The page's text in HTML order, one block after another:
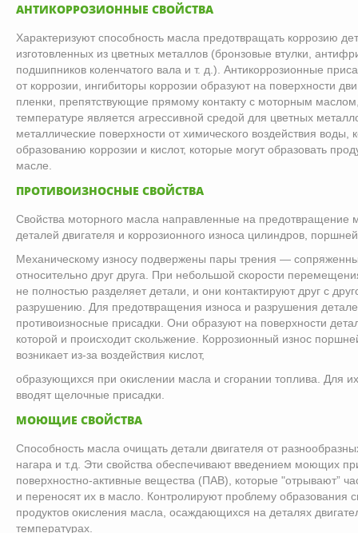
АНТИКОРРОЗИОННЫЕ СВОЙСТВА
Характеризуют способность масла предотвращать коррозию
изготовленных из цветных металлов (бронзовые втулки,
подшипников коленчатого вала и т. д.). Антикоррозионные
от коррозии, ингибиторы коррозии образуют на поверхности
пленки, препятствующие прямому контакту с моторным
температуре является агрессивной средой для цветных
металлические поверхности от химического воздействия воды,
образованию коррозии и кислот, которые могут образовать
масле.
ПРОТИВОИЗНОСНЫЕ СВОЙСТВА
Свойства моторного масла направленные на предотвращение
деталей двигателя и коррозионного износа цилиндров,
Механическому износу подвержены пары трения —
относительно друг друга. При небольшой скорости
не полностью разделяет детали, и они контактируют друг с
разрушению. Для предотвращения износа и разрушения
противоизносные присадки. Они образуют на поверхности
которой и происходит скольжение. Коррозионный износ
возникает из-за воздействия кислот,
образующихся при окислении масла и сгорании топлива. Для
вводят щелочные присадки.
МОЮЩИЕ СВОЙСТВА
Способность масла очищать детали двигателя от
нагара и т.д. Эти свойства обеспечивают введением моющих
поверхностно-активные вещества (ПАВ), которые "отрывают”
и переносят их в масло. Контролируют проблему образования
продуктов окисления масла, осаждающихся на деталях
температурах.